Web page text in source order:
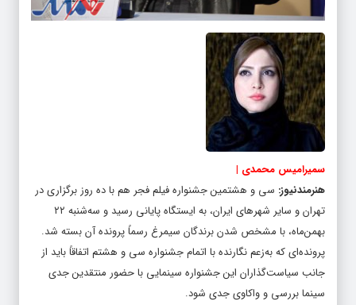
سمیرامیس محمدی |
هنرمندنیوز: سی و هشتمین جشنواره فیلم فجر هم با ده روز برگزاری در
تهران و سایر شهرهای ایران، به ایستگاه پایانی رسید و سه‌شنبه ۲۲
بهمن‌ماه، با مشخص شدن برندگان سیمرغ رسماً پرونده آن بسته شد.
پرونده‌ای که به‌زعم نگارنده با اتمام جشنواره سی و هشتم اتفاقاً باید از
جانب سیاست‌گذاران این جشنواره سینمایی با حضور منتقدین جدی
سینما بررسی و واکاوی جدی شود.